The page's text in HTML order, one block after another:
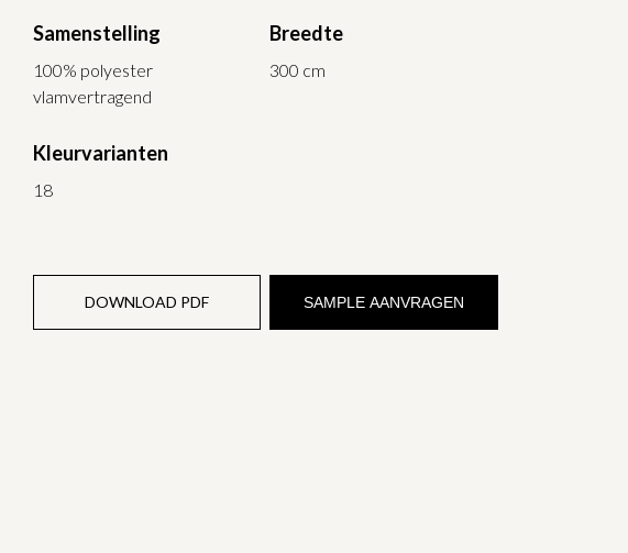
Samenstelling
100% polyester
vlamvertragend
Breedte
300 cm
Kleurvarianten
18
DOWNLOAD PDF SAMPLE AANVRAGEN